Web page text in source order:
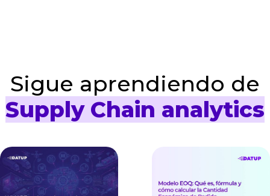
Sigue aprendiendo de
Supply Chain analytics